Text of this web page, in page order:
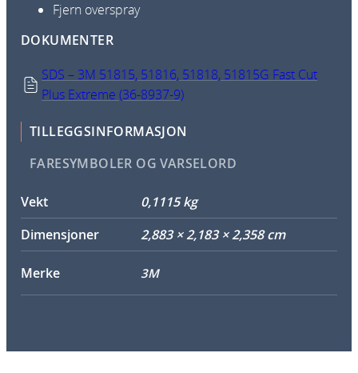
Fjern overspray
DOKUMENTER
SDS – 3M 51815, 51816, 51818, 51815G Fast Cut
Plus Extreme (36-8937-9)
TILLEGGSINFORMASJON
FARESYMBOLER OG VARSELORD
Vekt
0,1115 kg
Dimensjoner
2,883 × 2,183 × 2,358 cm
Merke 3M